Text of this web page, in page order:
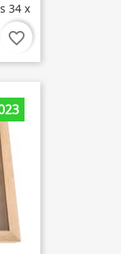
34 x
favorite_border